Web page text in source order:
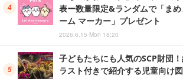
表ー数量限定&ランダムで「ま
ーム マーカー」プレゼント
2026.6.15 Mon 18:20
子どもたちにも人気のSCP財団
ラスト付きで紹介する児童向け